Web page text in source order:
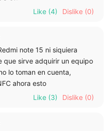
Like (4) Dislike (0)
note 15 ni siquiera
que sirve adquirir un equipo
lo toman en cuenta,
ahora esto
Like (3) Dislike (0)